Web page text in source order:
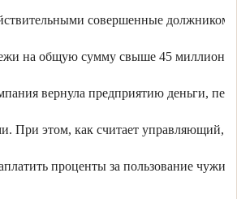
совершенные должником
на общую сумму свыше 45
вернула предприятию деньги,
При этом, как считает управляющий,
проценты за пользование